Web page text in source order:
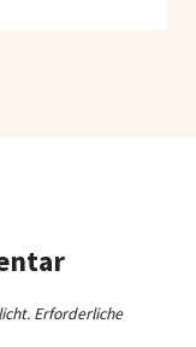
Erforderliche